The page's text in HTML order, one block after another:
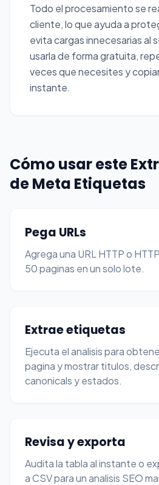
Todo el procesamiento se
cliente, lo que ayuda a
evita cargas innecesarias al
usarla de forma gratuita,
veces que necesites y
instante.
Cómo usar este
de Meta Etiquetas
Pega URLs
Agrega una URL HTTP o
50 paginas en un solo lote.
Extrae etiquetas
Ejecuta el analisis para
pagina y mostrar titulos,
canonicals y estados.
Revisa y exporta
Audita la tabla al instante o
a CSV para un analisis SEO